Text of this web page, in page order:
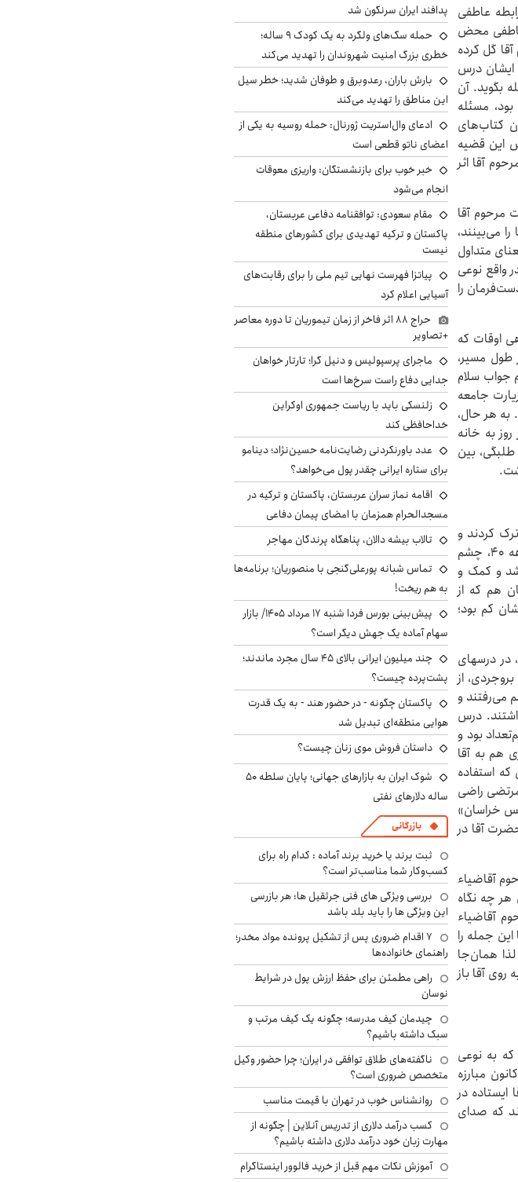
عاطفی
عاطفی محض
گل کرده
ایشان درس
بگوید. آن
مسئله
کتاب‌های
این قضیه
ذهن مرحوم آقا اثر
مرحوم آقا
می‌بینند،
متداول
واقع نوعی
را
اوقات که
طول مسیر،
جواب سلام
جامعه‌
به‌ هر حال،
به خانه‌
بین
کردند و
آمدند مشهد؛ این هم حتماً اثر زیادی بر رابطه‌ عاطفی بین آقا و پدرشان داشت. در اوایل دهه‌ ۴۰، چشم
و کمک و
هم که از
کم بود؛
در درسهای
از
می‌رفتند و
درس
بود و
هم به آقا
استفاده
راضی
خراسان»
آقا در
آقاضیاء
هر ‌چه نگاه
آقاضیاء
جمله را
همان‌جا
آقا باز
به‌ نوعی
مبارزه‌
در
که صدای
پدافند ایران سرنگون شد
حمله سگ‌های ولگرد به یک کودک ۹ ساله؛
خطری بزرگ امنیت شهروندان را تهدید می‌کند
بارش باران، رعدوبرق و طوفان شدید؛ خطر سیل
این مناطق را تهدید می‌کند
ادعای وال‌استریت ژورنال: حمله روسیه به یکی از
اعضای ناتو قطعی است
خبر خوب برای بازنشستگان: واریزی معوقات
انجام می‌شود
مقام سعودی: توافقنامه دفاعی عربستان،
پاکستان و ترکیه تهدیدی برای کشورهای منطقه
نیست
پیاتزا فهرست نهایی تیم ملی را برای رقابت‌های
آسیایی اعلام کرد
حراج ۸۸ اثر فاخر از زمان تیموریان تا دوره معاصر
+تصاویر
ماجرای پرسپولیس و دنیل گرا؛ تارتار خواهان
جدایی دفاع راست سرخ‌ها است
زلنسکی باید با ریاست جمهوری اوکراین
خداحافظی کند
عدد باورنکردنی رضایت‌نامه حسین‌نژاد؛ دینامو
برای ستاره ایرانی چقدر پول می‌خواهد؟
اقامه نماز سران عربستان، پاکستان و ترکیه در
مسجدالحرام همزمان با امضای پیمان دفاعی
تالاب بیشه دالان، پناهگاه پرندگان مهاجر
تماس شبانه پورعلی‌گنجی با منصوریان؛ برنامه‌ها
به هم ریخت!
پیش‌بینی بورس فردا شنبه ۱۷ مرداد ۱۴۰۵/ بازار
سهام آماده یک جهش دیگر است؟
چند میلیون ایرانی بالای ۴۵ سال مجرد ماندند؛
پشت‌پرده چیست؟
پاکستان چگونه - در حضور هند - به یک قدرت
هوایی منطقه‌ای تبدیل شد
داستان فروش موی زنان چیست؟
شوک ایران به بازارهای جهانی؛ پایان سلطه ۵۰
ساله دلارهای نفتی
بازرگانی
ثبت برند یا خرید برند آماده : کدام راه برای
کسب‌وکار شما مناسب‌تر است؟
بررسی ویژگی های فنی جرثقیل ها: هر بازرسی
این ویژگی ها را باید بلد باشد
۷ اقدام ضروری پس از تشکیل پرونده مواد مخدر؛
راهنمای خانواده‌ها
راهی مطمئن برای حفظ ارزش پول در شرایط
نوسان
چیدمان کیف مدرسه؛ چگونه یک کیف مرتب و
سبک داشته باشیم؟
ناگفته‌های طلاق توافقی در ایران؛ چرا حضور وکیل
متخصص ضروری است؟
روانشناس خوب در تهران با قیمت مناسب
کسب درآمد دلاری از تدریس آنلاین | چگونه از
مهارت زبان خود درآمد دلاری داشته باشیم؟
آموزش نکات مهم قبل از خرید فالوور اینستاگرام